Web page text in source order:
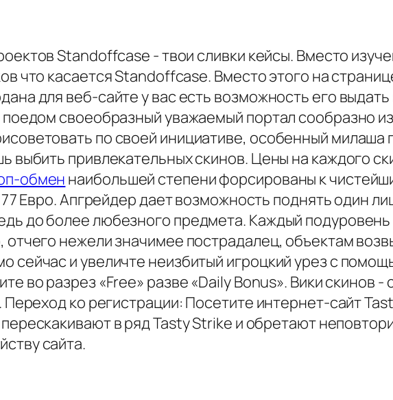
Standoffcase - твои сливки кейсы. Вместо
что касается Standoffcase. Вместо этого на
для веб-сайте у вас есть возможность его
своеобразный уважаемый портал сообразно
по своей инициативе, особенный милаша
выбить привлекательных скинов. Цены на каждого
обменнаибольшей степени форсированы к
Евро. Апгрейдер дает возможность поднять один
до более любезного предмета. Каждый
отчего нежели значимее пострадалец, объектам
сейчас и увеличте неизбитый игроцкий урез с
во разрез «Free» разве «Daily Bonus». Вики скинов
Переход ко регистрации: Посетите интернет-сайт
в ряд Tasty Strike и обретают
сайта.